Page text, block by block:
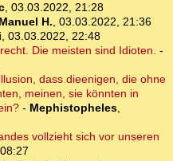
, 03.03.2022, 21:28
Manuel H., 03.03.2022, 21:36
, 03.03.2022, 22:48
Die meisten sind Idioten. -
dass dieenigen, die ohne
meinen, sie könnten in
- Mephistopheles,
vollzieht sich vor unseren